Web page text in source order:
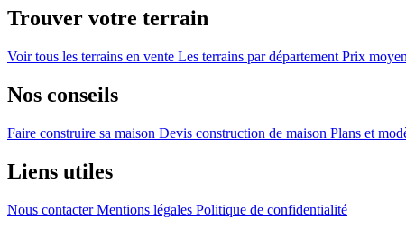
Trouver votre terrain
Voir tous les terrains en vente Les terrains par département Prix
Nos conseils
Faire construire sa maison Devis construction de maison Plans et
Liens utiles
Nous contacterMentions légales Politique de confidentialité